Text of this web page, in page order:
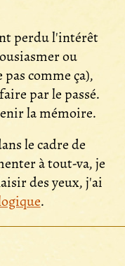
perdu l'intérêt
ou
comme ça),
par le passé.
la mémoire.
le cadre de
à tout-va, je
des yeux, j'ai
.